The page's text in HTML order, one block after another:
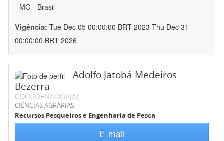
- MG - Brasil
Vigência: Tue Dec 05 00:00:00 BRT 2023-Thu Dec 31
00:00:00 BRT 2026
Adolfo Jatobá Medeiros
Bezerra
COORDENADOR(A)
CIÊNCIAS AGRÁRIAS
Recursos Pesqueiros e Engenharia de Pesca
E-mail